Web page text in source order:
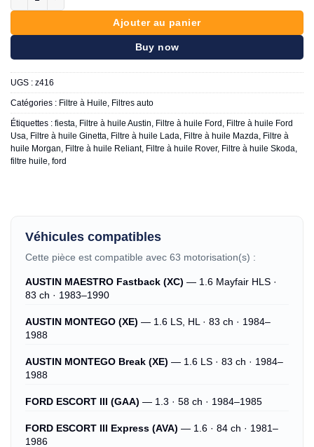
Ajouter au panier
Buy now
UGS : z416
Catégories : Filtre à Huile Filtres auto
Étiquettes : fiesta Filtre à huile Austin Filtre à huile Ford
Filtre à huile Ford
Usa
Filtre à huile Ginetta Filtre à huile Lada Filtre à huile Mazda
Filtre à
huile Morgan
Filtre à huile Reliant, Filtre à huile Rover, Filtre à huile Skoda
filtre huile ford
Véhicules compatibles
Cette pièce est compatible avec 63 motorisation(s) :
AUSTIN MAESTRO Fastback (XC) — 1.6 Mayfair HLS ·
83 ch · 1983–1990
AUSTIN MONTEGO (XE) — 1.6 LS, HL · 83 ch · 1984–
1988
AUSTIN MONTEGO Break (XE) — 1.6 LS · 83 ch · 1984–
1988
FORD ESCORT III (GAA) — 1.3 · 58 ch · 1984–1985
FORD ESCORT III Express (AVA) — 1.6 · 84 ch · 1981–
1986